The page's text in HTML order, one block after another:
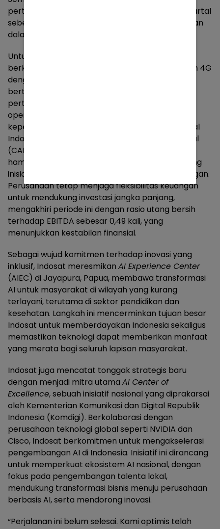
pertumbuhan positif, naik 10,3% dibandingkan kuartal
sebelumnya, didorong oleh investasi berkelanjutan
dalam pengembangan infrastruktur digital.
Untuk memenuhi permintaan data yang terus
berkembang, Indosat telah memperluas jaringan 4G
dengan total lebih dari 203.000 BTS beroperasi,
bertambah lebih dari 15.000 BTS selama paruh
pertama tahun ini, mencerminkan momentum
operasional yang solid sekaligus memperkuat
kepercayaan terhadap arah pertumbuhan digital
Indonesia yang terus berkembang. Belanja modal
(CAPEX) tercatat sebesar Rp7,5 triliun, dengan
hampir sekitar 79% dialokasikan untuk mendukung
inisiatif yang meningkatkan pengalaman pelanggan.
Perusahaan tetap menjaga fleksibilitas keuangan
untuk mendukung investasi jangka panjang,
mengakhiri periode ini dengan rasio utang bersih
terhadap EBITDA sebesar 0,49 kali, yang
menunjukkan kestabilan finansial.
Sebagai wujud komitmen terhadap inovasi yang
inklusif, Indosat meresmikan AI Experience Center
(AIEC) di Jayapura, Papua, membawa transformasi
AI untuk masyarakat di wilayah yang kurang
terlayani, terutama di sektor pendidikan dan
kesehatan. Langkah ini mencerminkan tujuan besar
Indosat untuk memberdayakan Indonesia sekaligus
memastikan teknologi dapat memberikan manfaat
yang merata bagi seluruh lapisan masyarakat.
Indosat juga mencatat tonggak strategis baru
dengan menjadi mitra utama AI Center of
Excellence, sebuah inisiatif nasional yang diprakarsai
oleh Kementerian Komunikasi dan Digital Republik
Indonesia (Komdigi). Berkolaborasi dengan
perusahaan teknologi global seperti NVIDIA dan
Cisco, Indosat berkomitmen untuk mengakselerasi
pengembangan AI di Indonesia. Inisiatif ini dirancang
untuk memperkuat ekosistem AI nasional, dengan
fokus pada pengembangan talenta lokal,
mendukung transformasi bisnis menuju perusahaan
berbasis AI, serta mendorong inovasi.
“Perjalanan ini belum selesai. Kami optimis telah